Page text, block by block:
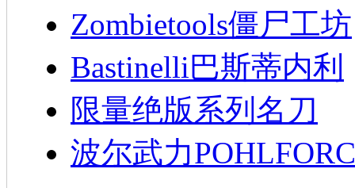
Zombietools僵尸工坊
Bastinelli巴斯蒂内利
限量绝版系列名刀
波尔武力